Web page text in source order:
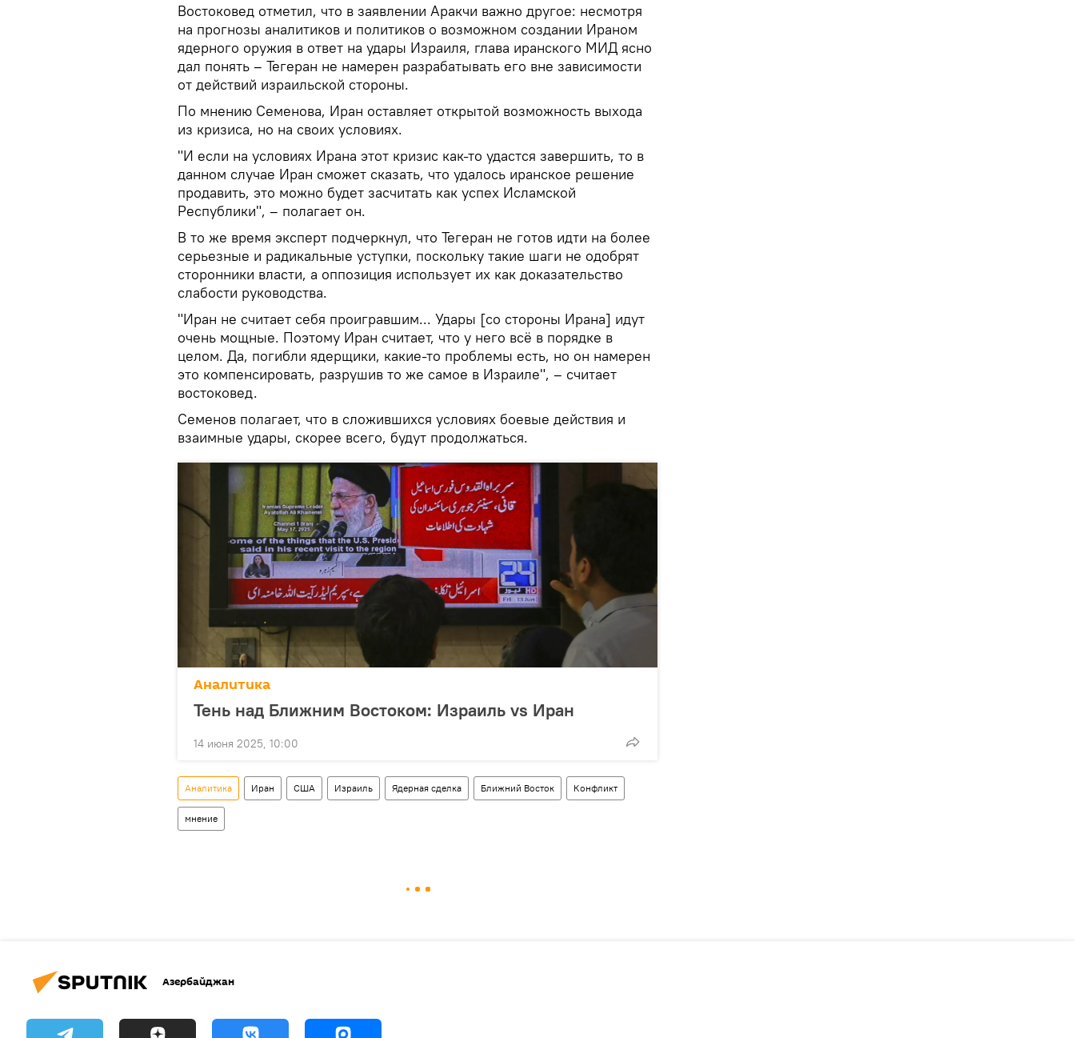
Востоковед отметил, что в заявлении Аракчи важно другое: несмотря
на прогнозы аналитиков и политиков о возможном создании Ираном
ядерного оружия в ответ на удары Израиля, глава иранского МИД ясно
дал понять – Тегеран не намерен разрабатывать его вне зависимости
от действий израильской стороны.
По мнению Семенова, Иран оставляет открытой возможность выхода
из кризиса, но на своих условиях.
"И если на условиях Ирана этот кризис как-то удастся завершить, то в
данном случае Иран сможет сказать, что удалось иранское решение
продавить, это можно будет засчитать как успех Исламской
Республики", – полагает он.
В то же время эксперт подчеркнул, что Тегеран не готов идти на более
серьезные и радикальные уступки, поскольку такие шаги не одобрят
сторонники власти, а оппозиция использует их как доказательство
слабости руководства.
"Иран не считает себя проигравшим... Удары [со стороны Ирана] идут
очень мощные. Поэтому Иран считает, что у него всё в порядке в
целом. Да, погибли ядерщики, какие-то проблемы есть, но он намерен
это компенсировать, разрушив то же самое в Израиле", – считает
востоковед.
Семенов полагает, что в сложившихся условиях боевые действия и
взаимные удары, скорее всего, будут продолжаться.
Аналитика
Тень над Ближним Востоком: Израиль vs Иран
14 июня 2025, 10:00
Аналитика Иран США Израиль Ядерная сделка Ближний Восток Конфликт
мнение
Азербайджан